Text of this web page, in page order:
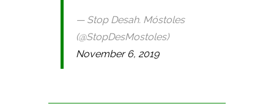
— Stop Desah. Móstoles
(@StopDesMostoles)
November 6, 2019